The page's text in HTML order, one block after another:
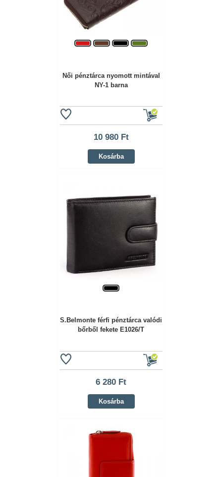
Női pénztárca nyomott mintával
NY-1 barna
10 980 Ft
Kosárba
S.Belmonte férfi pénztárca valódi
bőrből fekete E1026/T
6 280 Ft
Kosárba